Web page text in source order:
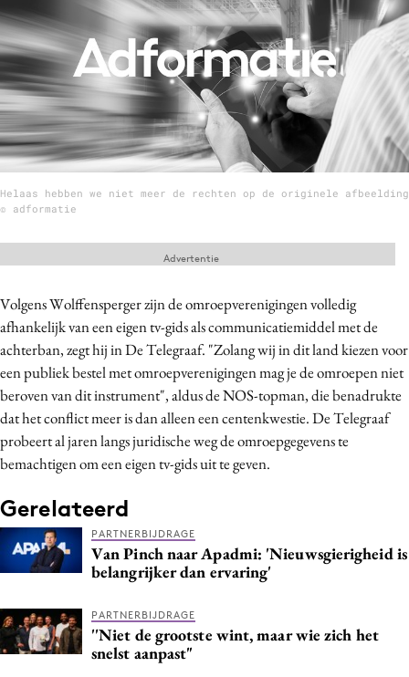
Menu
Home
9 sept: GenAI-training
12 nov: MarketingLive!
Adverteren
Events
Opleidingen
Topics
Artificial Intelligence
Bureaus
Campagnes
Carriere
Contentmarketing
Craft
Customer Experience
Data & Insights
Design
Digital transformation
Diversiteit
Effectiviteit
Helaas hebben we niet meer de rechten op de originele afbeelding
© adformatie
Volgens Wolffensperger zijn de omroepverenigingen volledig
afhankelijk van een eigen tv-gids als communicatiemiddel met de
achterban, zegt hij in De Telegraaf. "Zolang wij in dit land kiezen voor
een publiek bestel met omroepverenigingen mag je de omroepen niet
beroven van dit instrument", aldus de NOS-topman, die benadrukte
dat het conflict meer is dan alleen een centenkwestie. De Telegraaf
probeert al jaren langs juridische weg de omroepgegevens te
bemachtigen om een eigen tv-gids uit te geven.
Gerelateerd
PARTNERBIJDRAGE
Van Pinch naar Apadmi: 'Nieuwsgierigheid is
belangrijker dan ervaring'
PARTNERBIJDRAGE
''Niet de grootste wint, maar wie zich het
snelst aanpast"
Advertentie